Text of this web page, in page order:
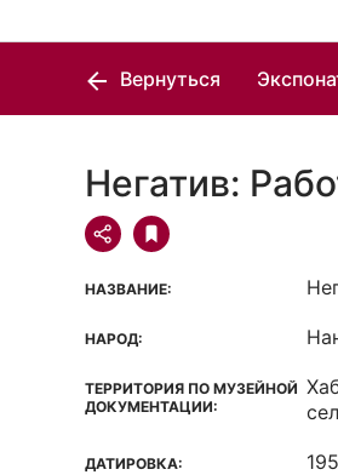
Вернуться
Негатив:
НАЗВАНИЕ:
НАРОД:
ТЕРРИТОРИЯ ПО МУЗЕЙНОЙ
ДОКУМЕНТАЦИИ:
ДАТИРОВКА: